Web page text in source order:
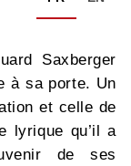
Saxberger
à sa porte. Un
et celle de
lyrique qu’il a
de ses